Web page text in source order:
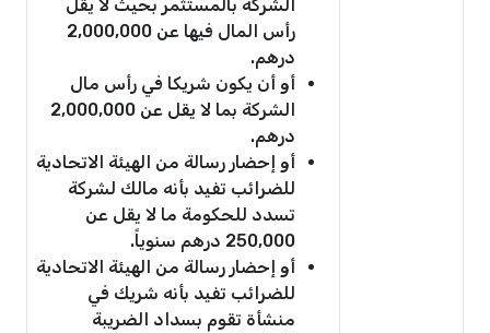
الشركة بالمستثمر بحيث لا يقل
رأس المال فيها عن 2,000,000
درهم.
أو أن يكون شريكا في رأس مال
الشركة بما لا يقل عن 2,000,000
درهم.
أو إحضار رسالة من الهيئة الاتحادية
للضرائب تفيد بأنه مالك لشركة
تسدد للحكومة ما لا يقل عن
250,000 درهم سنوياً.
أو إحضار رسالة من الهيئة الاتحادية
للضرائب تفيد بأنه شريك في
منشأة تقوم بسداد الضريبة